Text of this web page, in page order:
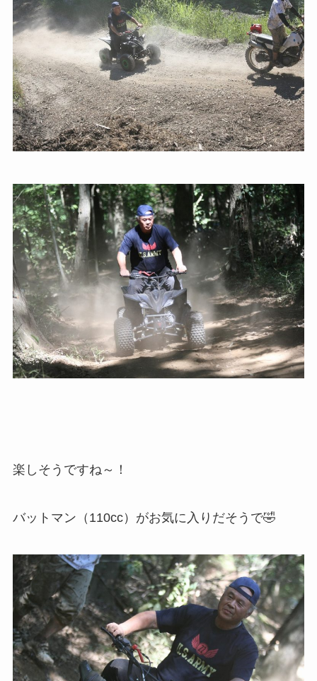
楽しそうですね～！
バットマン（110cc）がお気に入りだそうで🤣